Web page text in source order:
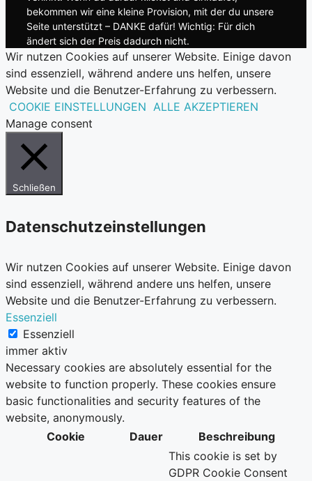
bekommen wir eine kleine Provision, mit der du unsere
Seite unterstützt – DANKE dafür! Wichtig: Für dich
ändert sich der Preis dadurch nicht.
Wir nutzen Cookies auf unserer Website. Einige davon
sind essenziell, während andere uns helfen, unsere
Website und die Benutzer-Erfahrung zu verbessern.
COOKIE EINSTELLUNGEN ALLE AKZEPTIEREN
Manage consent
Schließen
Datenschutzeinstellungen
Wir nutzen Cookies auf unserer Website. Einige davon
sind essenziell, während andere uns helfen, unsere
Website und die Benutzer-Erfahrung zu verbessern.
Essenziell
Essenziell
immer aktiv
Necessary cookies are absolutely essential for the
website to function properly. These cookies ensure
basic functionalities and security features of the
website, anonymously.
Cookie
Dauer Beschreibung
This cookie is set by
GDPR Cookie Consent